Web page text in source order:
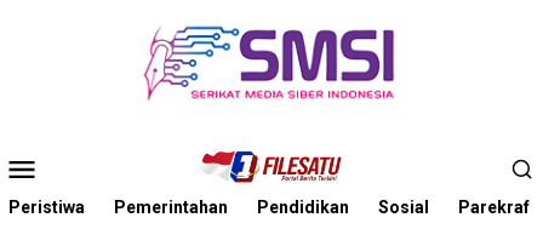
Mobile
Peristiwa Pemerintahan Pendidikan Sosial Parekraf